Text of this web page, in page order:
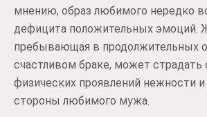
мнению, образ любимого нередко
дефицита положительных эмоций.
пребывающая в продолжительных
счастливом браке, может страдать
физических проявлений нежности
стороны любимого мужа.